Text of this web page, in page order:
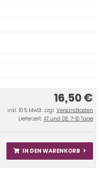
16,50 €
inkl. 10 % MwSt. zzgl. Versandkosten
Lieferzeit: AT und DE: 7-10 Tage
IN DEN WARENKORB